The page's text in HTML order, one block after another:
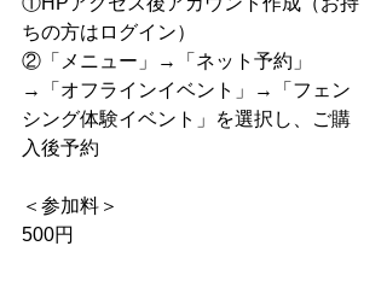
ちの方はログイン）
②「メニュー」→「ネット予約」
→「オフラインイベント」→「フェン
シング体験イベント」を選択し、ご購
入後予約
＜参加料＞
500円